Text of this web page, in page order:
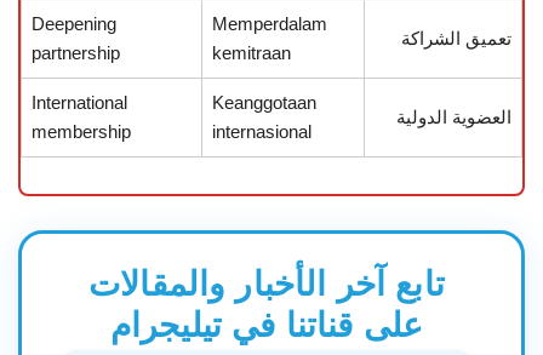
تعميق الشراكة
Memperdalam
kemitraan
Deepening
partnership
العضوية الدولية
Keanggotaan
internasional
International
membership
تابع آخر الأخبار والمقالات
على قناتنا في تيليجرام